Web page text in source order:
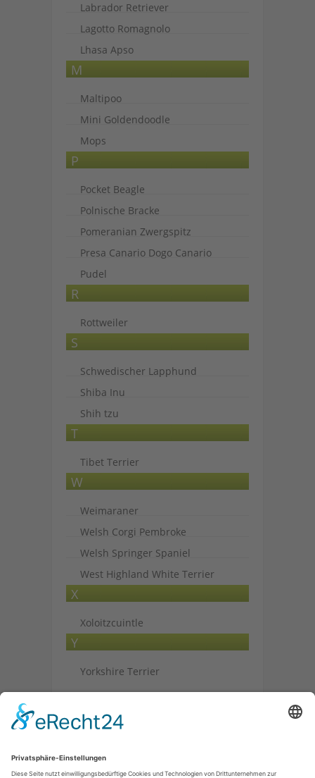
Labrador Retriever
Lagotto Romagnolo
Lhasa Apso
M
Maltipoo
Mini Goldendoodle
Mops
P
Pocket Beagle
Polnische Bracke
Pomeranian Zwergspitz
Presa Canario Dogo Canario
Pudel
R
Rottweiler
S
Schwedischer Lapphund
Shiba Inu
Shih tzu
T
Tibet Terrier
W
Weimaraner
Welsh Corgi Pembroke
Welsh Springer Spaniel
West Highland White Terrier
X
Xoloitzcuintle
Y
Yorkshire Terrier